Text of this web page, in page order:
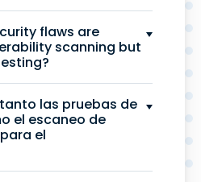
flaws are
scanning but
las pruebas de
el escaneo de
el